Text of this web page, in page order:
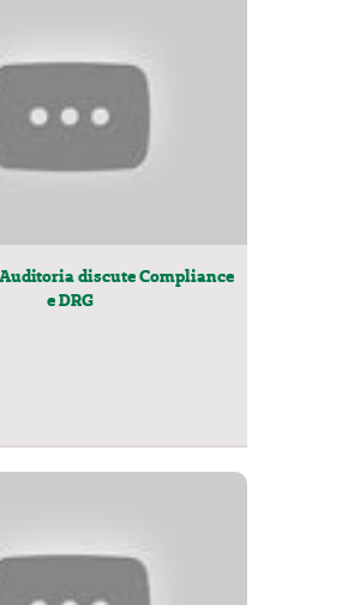
discute Compliance
e DRG